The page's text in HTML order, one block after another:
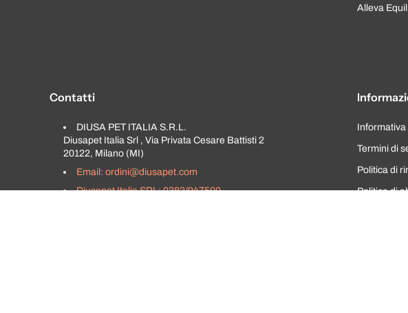
Alleva
Contatti
DIUSA PET ITALIA S.R.L.
Diusapet Italia Srl , Via Privata Cesare Battisti 2
20122, Milano (MI)
Email: ordini@diusapet.com
Diusapet Italia SRL: 0382/947500
Informativa
Termini di
Politica di
Politica di